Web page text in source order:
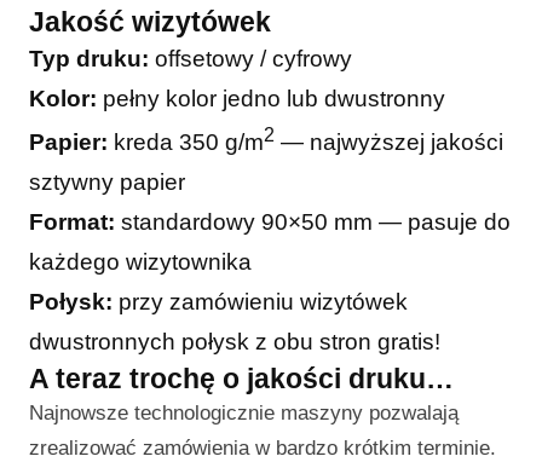
Jakość wizytówek
Typ druku: offsetowy / cyfrowy
Kolor: pełny kolor jedno lub dwustronny
Papier: kreda 350 g/m2 — najwyższej jakości
sztywny papier
Format: standardowy 90×50 mm — pasuje do
każdego wizytownika
Połysk: przy zamówieniu wizytówek
dwustronnych połysk z obu stron gratis!
A teraz trochę o jakości druku…
Najnowsze technologicznie maszyny pozwalają
zrealizować zamówienia w bardzo krótkim terminie.